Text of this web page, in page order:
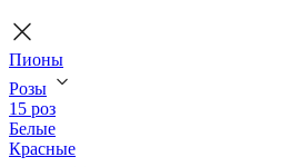
Пионы
Розы
15 роз
Белые
Красные